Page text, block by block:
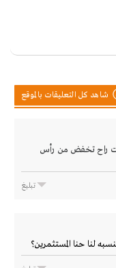
شاهد كل التعليقات بالموقع
راح تخفض من رأس
تبليغ
لنا حنا المستثمرين؟